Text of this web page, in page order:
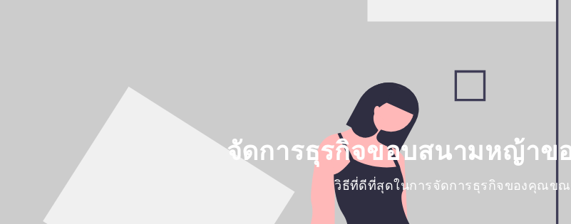
จัดการธุรกิจขอบสนามหญ้า
วิธีที่ดีที่สุดในการจัดการธุรกิจของคุณขณ